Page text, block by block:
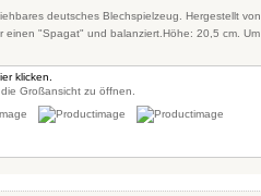
deutsches Blechspielzeug. Hergestellt von
"Spagat" und balanziert.Höhe: 20,5 cm. Um
klicken.
Großansicht zu öffnen.